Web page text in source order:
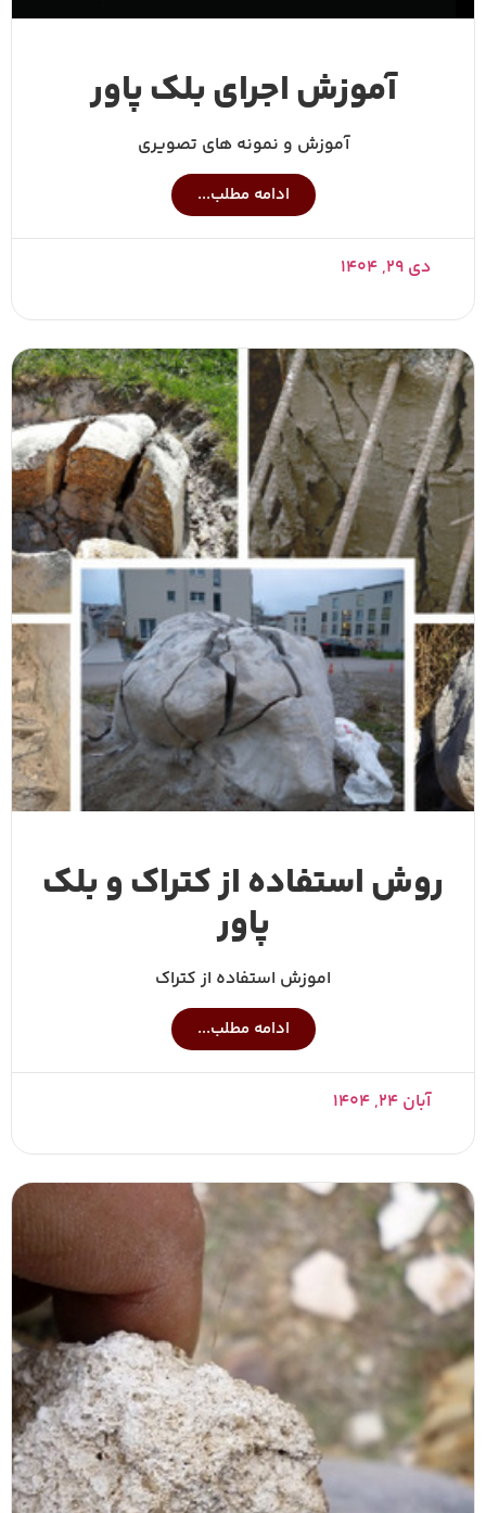
آموزش اجرای بلک پاور
آموزش و نمونه های تصویری
ادامه مطلب...
دی ۲۹, ۱۴۰۴
روش استفاده از کتراک و بلک
پاور
اموزش استفاده از کتراک
ادامه مطلب...
آبان ۲۴, ۱۴۰۴